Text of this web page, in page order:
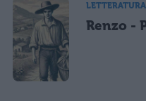
Renzo -